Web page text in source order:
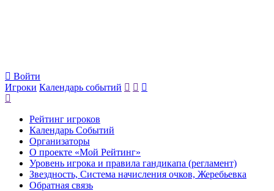
Войти
Игроки Календарь событий
Рейтинг игроков
Календарь Событий
Организаторы
О проекте «Мой Рейтинг»
Уровень игрока и правила гандикапа (регламент)
Звездность, Система начисления очков, Жеребьевка
Обратная связь